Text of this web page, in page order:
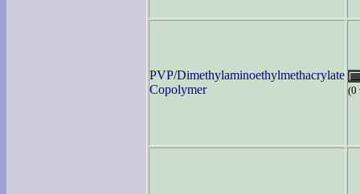
PVP/Dimethylaminoethylmethacrylate
Copolymer
(0